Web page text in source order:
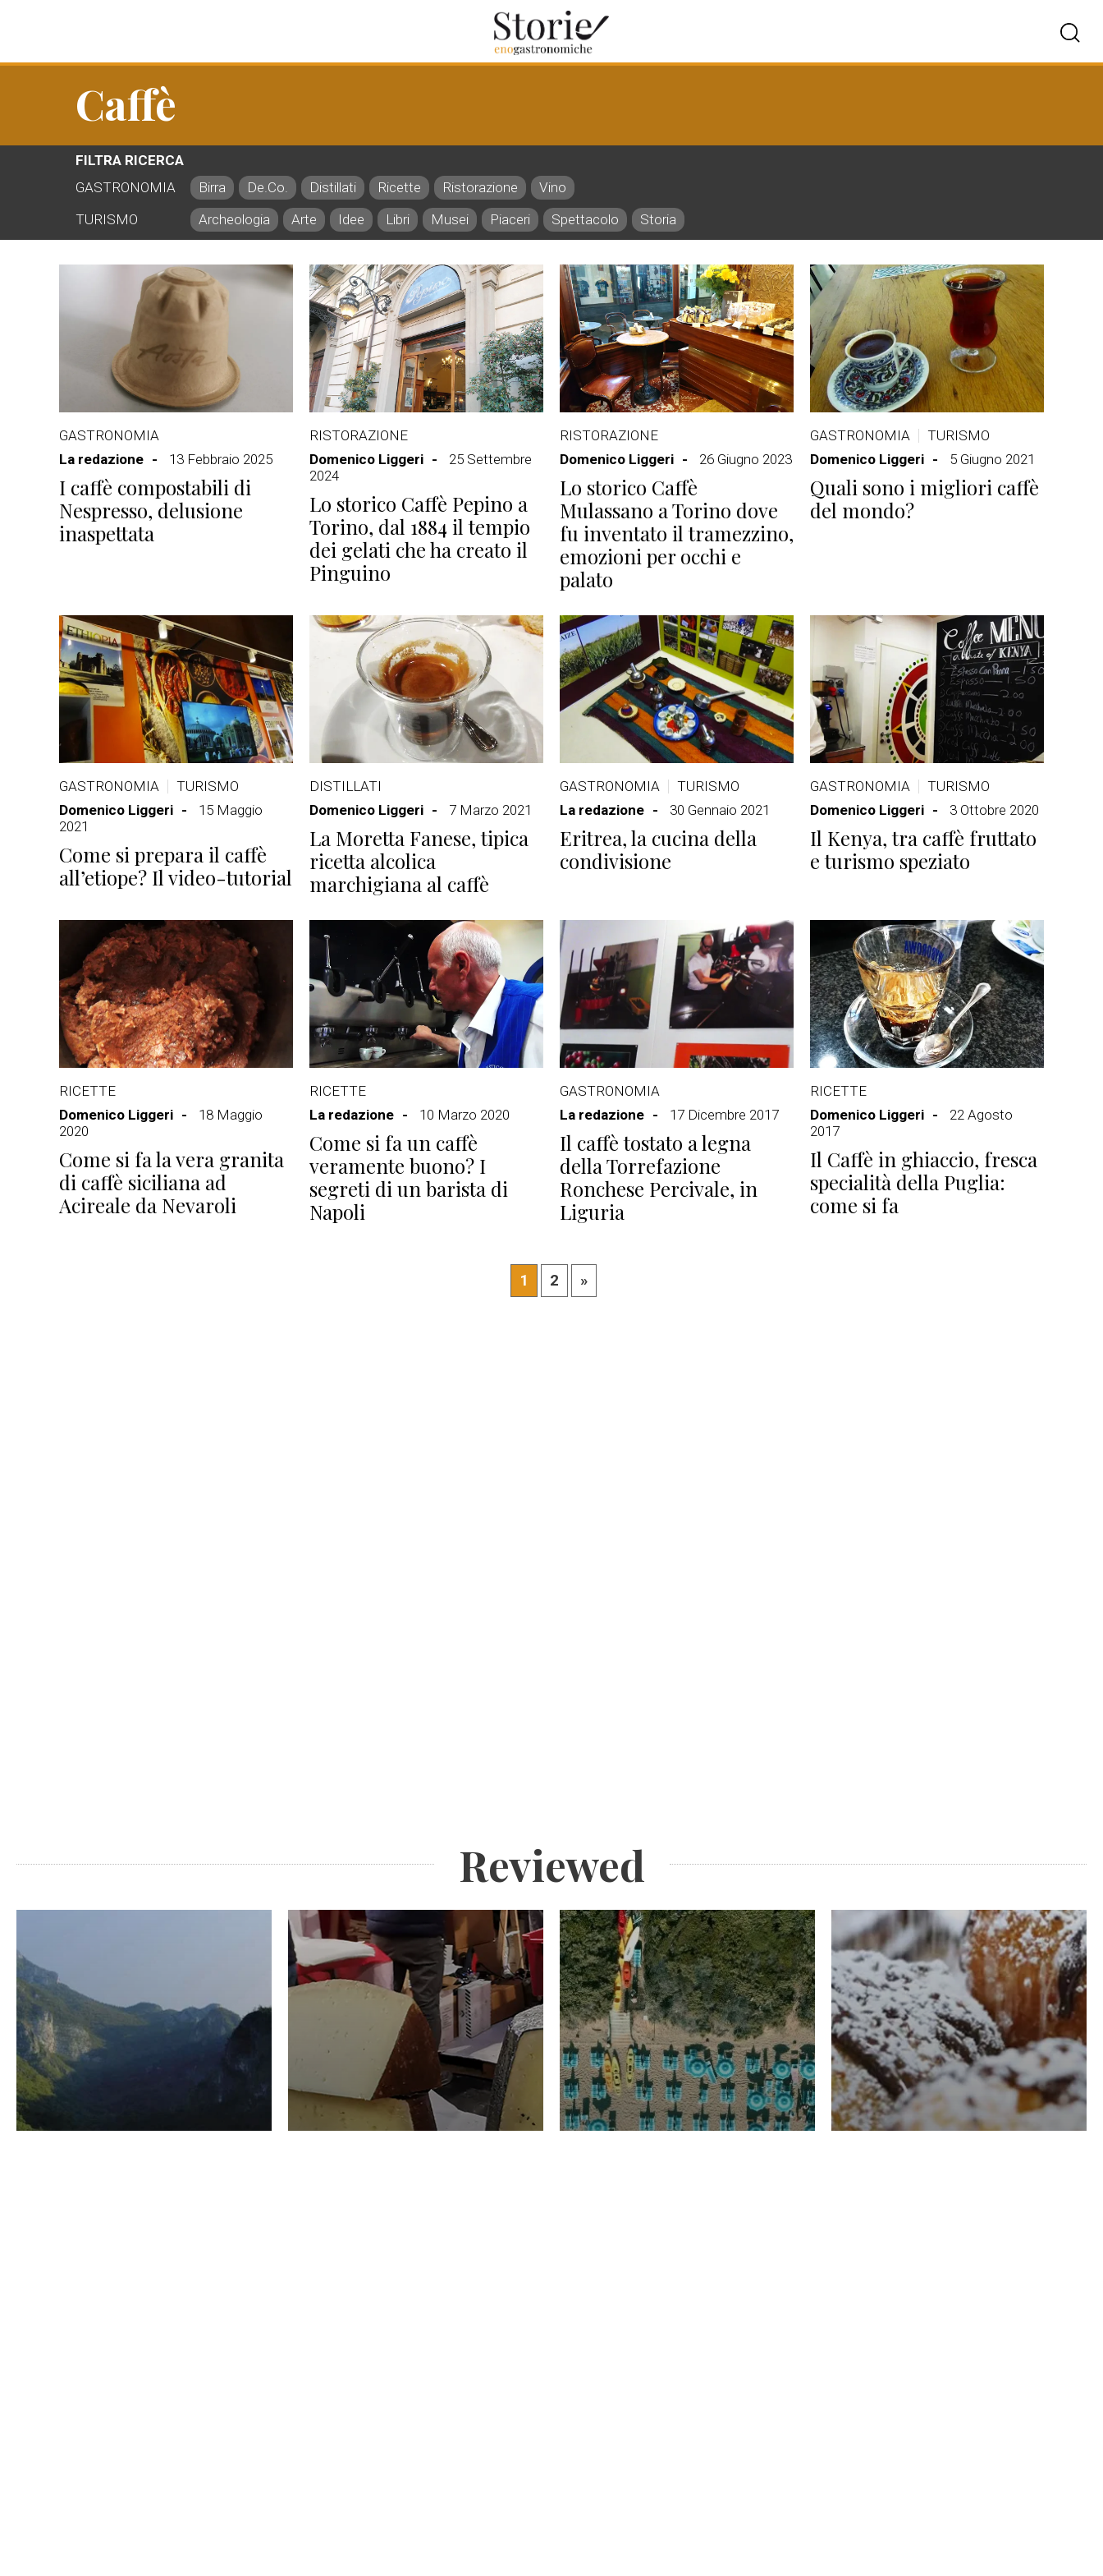
Caffè
FILTRA RICERCA
GASTRONOMIA
Birra De.Co. Distillati Ricette Ristorazione
Vino
TURISMO
Archeologia Arte Idee Libri Musei Piaceri Spettacolo Storia
GASTRONOMIA
La redazione
13 Febbraio 2025
I caffè compostabili di
Nespresso, delusione
inaspettata
RISTORAZIONE
Domenico Liggeri
25 Settembre
2024
Lo storico Caffè Pepino a
Torino, dal 1884 il tempio
dei gelati che ha creato il
Pinguino
RISTORAZIONE
Domenico Liggeri
26 Giugno 2023
Lo storico Caffè
Mulassano a Torino dove
fu inventato il tramezzino,
emozioni per occhi e
palato
GASTRONOMIA
TURISMO
Domenico Liggeri
5 Giugno 2021
Quali sono i migliori caffè
del mondo?
GASTRONOMIA
TURISMO
Domenico Liggeri
15 Maggio
2021
Come si prepara il caffè
all’etiope? Il video-tutorial
DISTILLATI
Domenico Liggeri
7 Marzo 2021
La Moretta Fanese, tipica
ricetta alcolica
marchigiana al caffè
GASTRONOMIA
TURISMO
La redazione
30 Gennaio 2021
Eritrea, la cucina della
condivisione
GASTRONOMIA
TURISMO
Domenico Liggeri
3 Ottobre 2020
Il Kenya, tra caffè fruttato
e turismo speziato
RICETTE
Domenico Liggeri
18 Maggio
2020
Come si fa la vera granita
di caffè siciliana ad
Acireale da Nevaroli
RICETTE
La redazione
10 Marzo 2020
Come si fa un caffè
veramente buono? I
segreti di un barista di
Napoli
GASTRONOMIA
La redazione
17 Dicembre 2017
Il caffè tostato a legna
della Torrefazione
Ronchese Percivale, in
Liguria
RICETTE
Domenico Liggeri
22 Agosto
2017
Il Caffè in ghiaccio, fresca
specialità della Puglia:
come si fa
1 2 »
Reviewed